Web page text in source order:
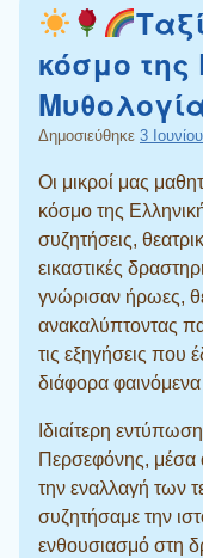
κόσμο της
Δημοσιεύθηκε 3
Οι μικροί μας
κόσμο της
συζητήσεις,
εικαστικές
γνώρισαν ήρωες,
ανακαλύπτοντας
τις εξηγήσεις που
διάφορα
Ιδιαίτερη
Περσεφόνης, μέσα
την εναλλαγή των
συζητήσαμε την
ενθουσιασμό στη